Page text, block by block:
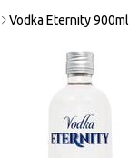
Vodka Eternity 900ml